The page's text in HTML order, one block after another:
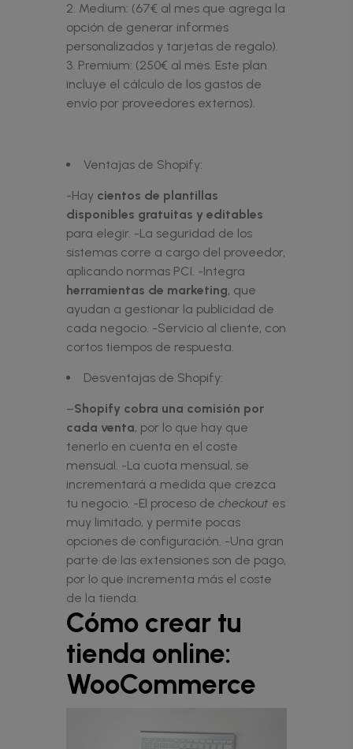
Medium: (67€ al mes que agrega la
opción de generar informes
personalizados y tarjetas de regalo).
Premium: (250€ al mes. Este plan
incluye el cálculo de los gastos de
envío por proveedores externos).
Ventajas de Shopify:
-Hay cientos de plantillas
disponibles gratuitas y editables
para elegir. -La seguridad de los
sistemas corre a cargo del proveedor,
aplicando normas PCI. -Integra
herramientas de marketing, que
ayudan a gestionar la publicidad de
cada negocio. -Servicio al cliente, con
cortos tiempos de respuesta.
Desventajas de Shopify:
–Shopify cobra una comisión por
cada venta, por lo que hay que
tenerlo en cuenta en el coste
mensual. -La cuota mensual, se
incrementará a medida que crezca
tu negocio. -El proceso de checkout es
muy limitado, y permite pocas
opciones de configuración. -Una gran
parte de las extensiones son de pago,
por lo que incrementa más el coste
de la tienda.
Cómo crear tu
tienda online:
WooCommerce